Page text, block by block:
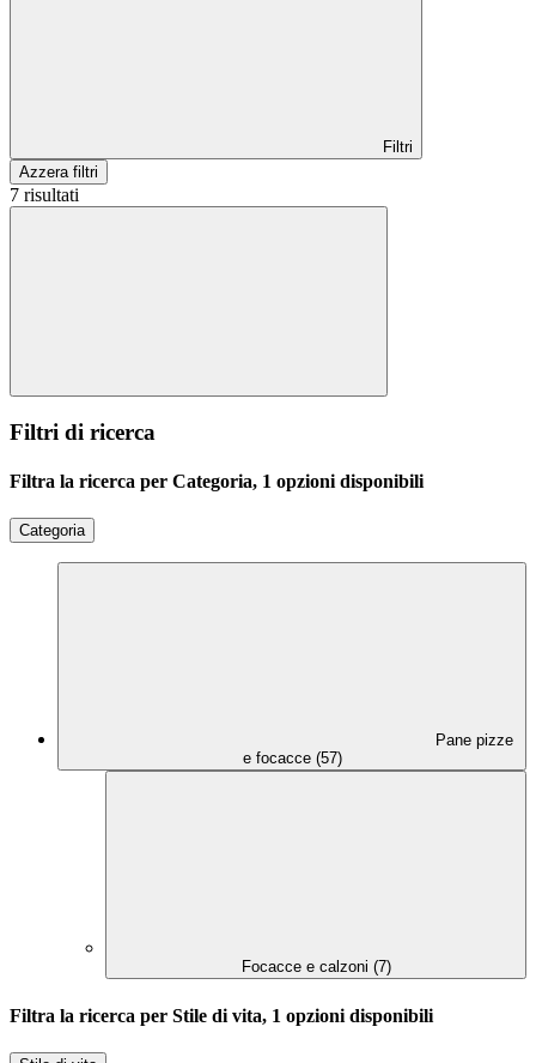
Filtri
Azzera filtri
7 risultati
Filtri di ricerca
Filtra la ricerca per Categoria, 1 opzioni disponibili
Categoria
Pane pizze
e focacce (57)
Focacce e calzoni (7)
Filtra la ricerca per Stile di vita, 1 opzioni disponibili